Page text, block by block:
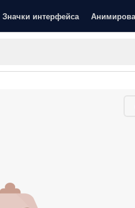
Значки интерфейса